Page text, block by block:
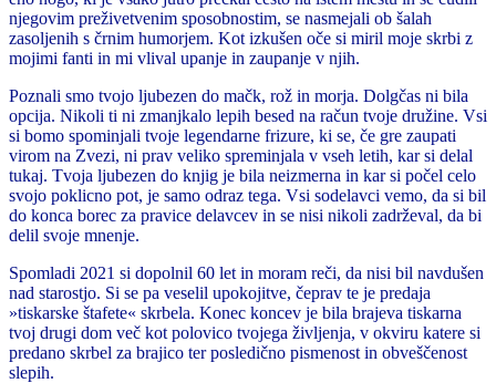
njegovim preživetvenim sposobnostim, se nasmejali ob šalah
zasoljenih s črnim humorjem. Kot izkušen oče si miril moje skrbi z
mojimi fanti in mi vlival upanje in zaupanje v njih.
Poznali smo tvojo ljubezen do mačk, rož in morja. Dolgčas ni bila
opcija. Nikoli ti ni zmanjkalo lepih besed na račun tvoje družine. Vsi
si bomo spominjali tvoje legendarne frizure, ki se, če gre zaupati
virom na Zvezi, ni prav veliko spreminjala v vseh letih, kar si delal
tukaj. Tvoja ljubezen do knjig je bila neizmerna in kar si počel celo
svojo poklicno pot, je samo odraz tega. Vsi sodelavci vemo, da si bil
do konca borec za pravice delavcev in se nisi nikoli zadrževal, da bi
delil svoje mnenje.
Spomladi 2021 si dopolnil 60 let in moram reči, da nisi bil navdušen
nad starostjo. Si se pa veselil upokojitve, čeprav te je predaja
»tiskarske štafete« skrbela. Konec koncev je bila brajeva tiskarna
tvoj drugi dom več kot polovico tvojega življenja, v okviru katere si
predano skrbel za brajico ter posledično pismenost in obveščenost
slepih.